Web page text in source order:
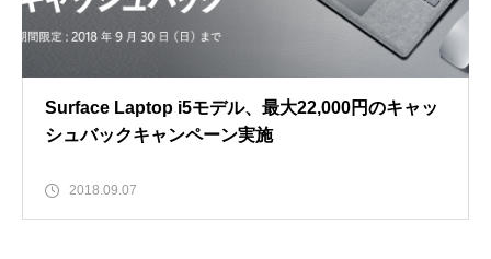
Surface Laptop i5モデル、最大22,000円のキャッ
シュバックキャンペーン実施
2018.09.07